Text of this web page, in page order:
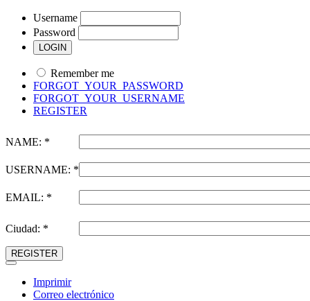
Username
Password
Remember me
FORGOT_YOUR_PASSWORD
FORGOT_YOUR_USERNAME
REGISTER
NAME: *
USERNAME: *
EMAIL: *
Ciudad: *
REGISTER
Imprimir
Correo electrónico